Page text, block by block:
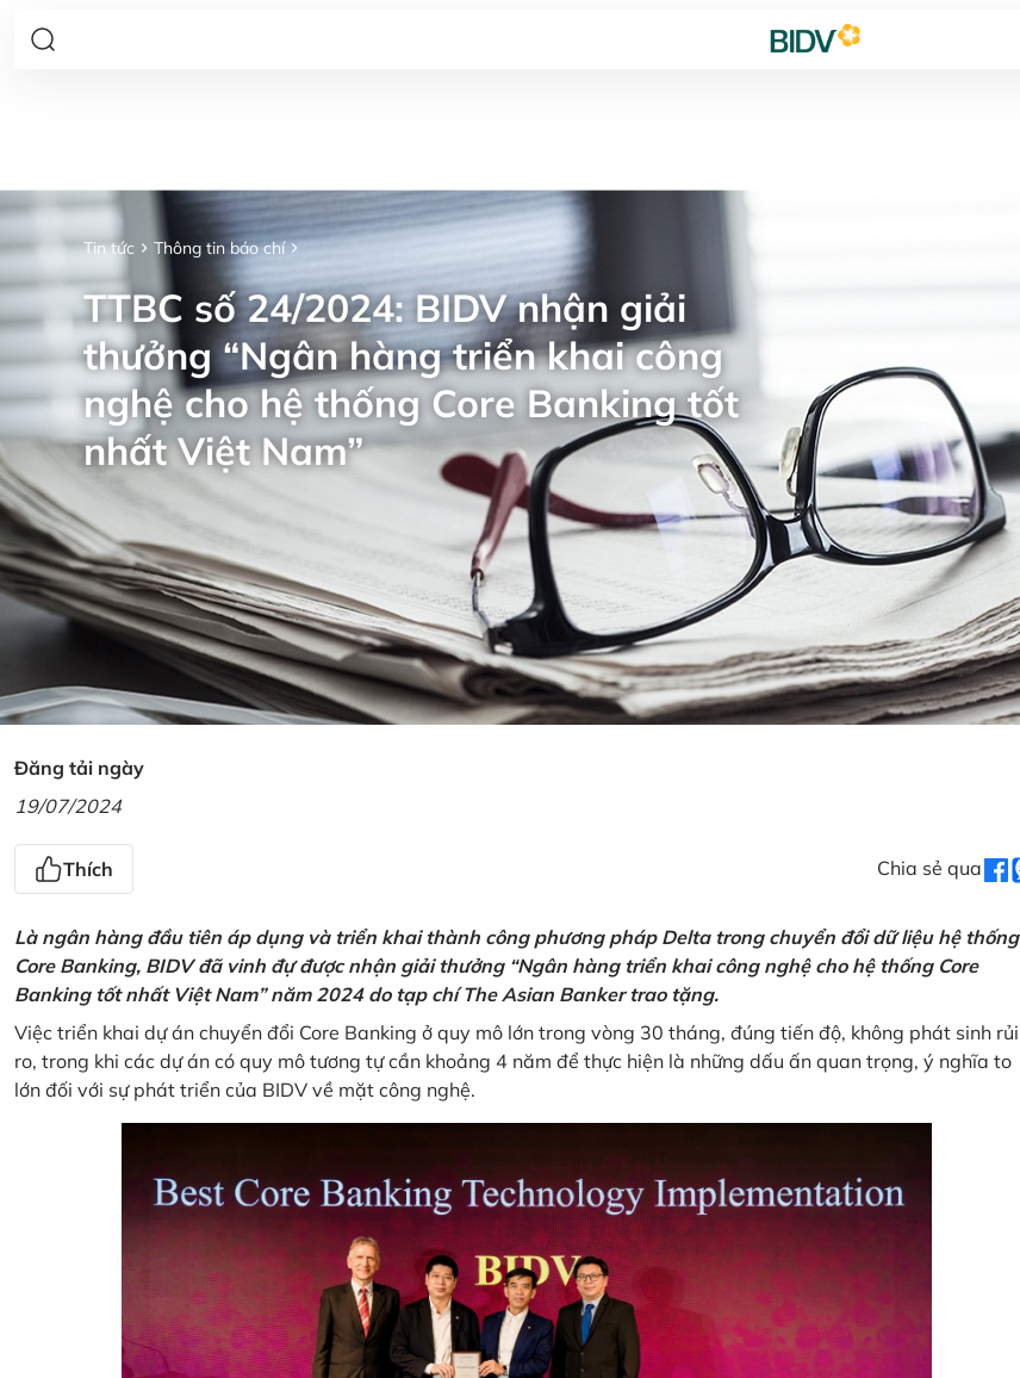
Tin tức Thông tin báo chí
TTBC số 24/2024: BIDV nhận giải
thưởng “Ngân hàng triển khai công
nghệ cho hệ thống Core Banking tốt
nhất Việt Nam”
Đăng tải ngày
19/07/2024
Thích Chia sẻ qua
Là ngân hàng đầu tiên áp dụng và triển khai thành công phương pháp Delta trong chuyển đổi dữ liệu hệ thống
Core Banking, BIDV đã vinh đự được nhận giải thưởng “Ngân hàng triển khai công nghệ cho hệ thống Core
Banking tốt nhất Việt Nam” năm 2024 do tạp chí The Asian Banker trao tặng.
Việc triển khai dự án chuyển đổi Core Banking ở quy mô lớn trong vòng 30 tháng, đúng tiến độ, không phát sinh rủi
ro, trong khi các dự án có quy mô tương tự cần khoảng 4 năm để thực hiện là những dấu ấn quan trọng, ý nghĩa to
lớn đối với sự phát triển của BIDV về mặt công nghệ.